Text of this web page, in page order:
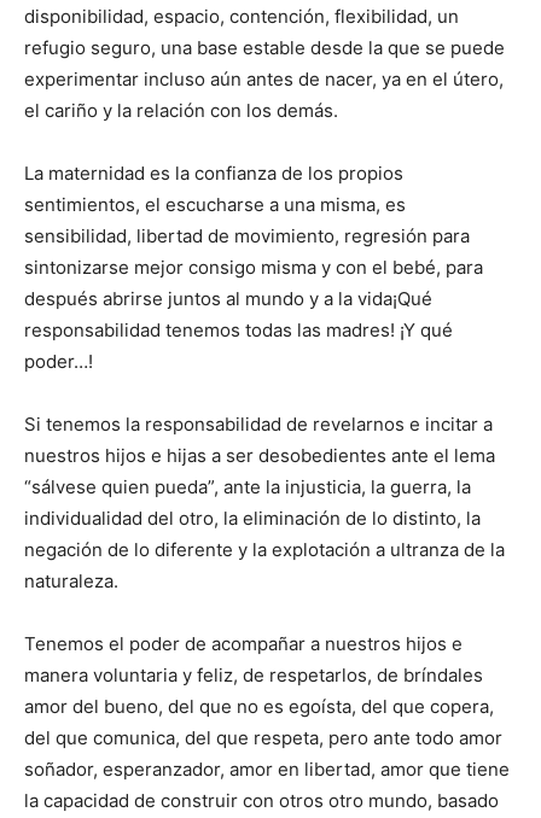
disponibilidad, espacio, contención, flexibilidad, un
refugio seguro, una base estable desde la que se puede
experimentar incluso aún antes de nacer, ya en el útero,
el cariño y la relación con los demás.
La maternidad es la confianza de los propios
sentimientos, el escucharse a una misma, es
sensibilidad, libertad de movimiento, regresión para
sintonizarse mejor consigo misma y con el bebé, para
después abrirse juntos al mundo y a la vida¡Qué
responsabilidad tenemos todas las madres! ¡Y qué
poder…!
Si tenemos la responsabilidad de revelarnos e incitar a
nuestros hijos e hijas a ser desobedientes ante el lema
“sálvese quien pueda”, ante la injusticia, la guerra, la
individualidad del otro, la eliminación de lo distinto, la
negación de lo diferente y la explotación a ultranza de la
naturaleza.
Tenemos el poder de acompañar a nuestros hijos e
manera voluntaria y feliz, de respetarlos, de bríndales
amor del bueno, del que no es egoísta, del que copera,
del que comunica, del que respeta, pero ante todo amor
soñador, esperanzador, amor en libertad, amor que tiene
la capacidad de construir con otros otro mundo, basado